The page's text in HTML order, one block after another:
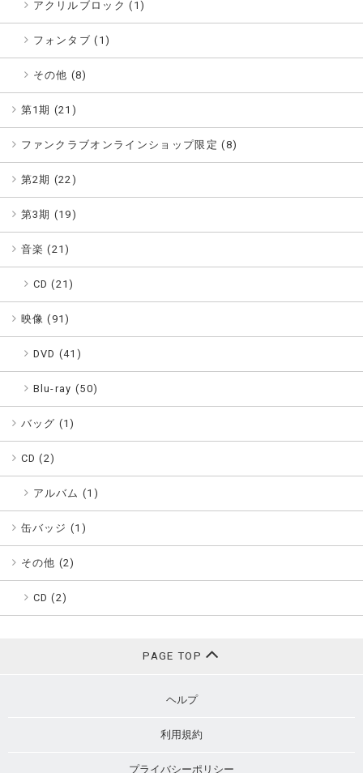
アクリルブロック (1)
フォンタブ (1)
その他 (8)
第1期 (21 )
ファンクラブオンラインショップ限定 (8)
第2期 (22)
第3期 (19)
音楽 (21)
CD (21)
映像 ( 91)
DVD (41)
Blu-ray (50)
バッグ (1)
CD (2)
アルバム (1)
缶バッジ (1 )
その他 (2)
CD (2)
PAGE TOP
ヘルプ
利用規約
プライバシーポリシー